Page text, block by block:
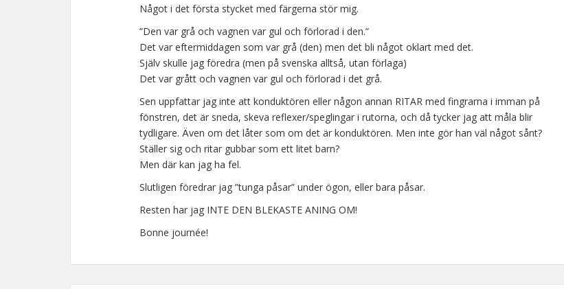
Något i det första stycket med färgerna stör mig.
”Den var grå och vagnen var gul och förlorad i den.”
Det var eftermiddagen som var grå (den) men det bli något oklart med det.
Själv skulle jag föredra (men på svenska alltså, utan förlaga)
Det var grått och vagnen var gul och förlorad i det grå.
Sen uppfattar jag inte att konduktören eller någon annan RITAR med fingrarna i imman på
fönstren, det är sneda, skeva reflexer/speglingar i rutorna, och då tycker jag att måla blir
tydligare. Även om det låter som om det är konduktören. Men inte gör han väl något sånt?
Ställer sig och ritar gubbar som ett litet barn?
Men där kan jag ha fel.
Slutligen föredrar jag ”tunga påsar” under ögon, eller bara påsar.
Resten har jag INTE DEN BLEKASTE ANING OM!
Bonne journée!